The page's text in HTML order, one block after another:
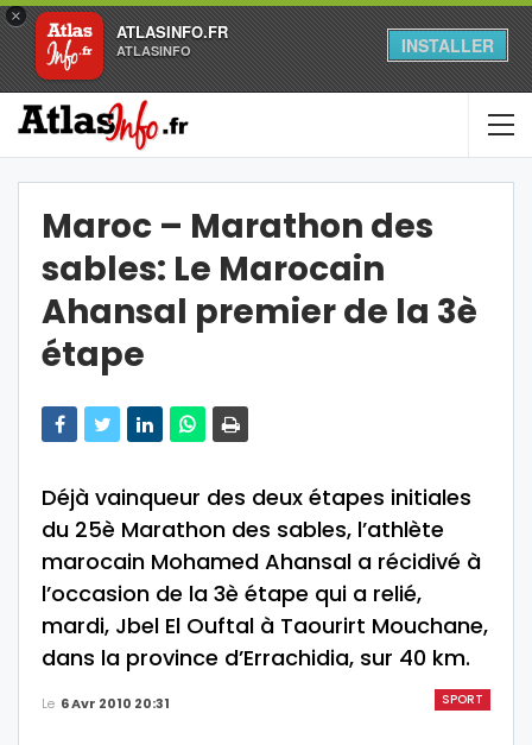
×
ATLASINFO.FR
ATLASINFO INSTALLER
Maroc – Marathon des
sables: Le Marocain
Ahansal premier de la 3è
étape
Déjà vainqueur des deux étapes initiales
du 25è Marathon des sables, l’athlète
marocain Mohamed Ahansal a récidivé à
l’occasion de la 3è étape qui a relié,
mardi, Jbel El Ouftal à Taourirt Mouchane,
dans la province d’Errachidia, sur 40 km.
SPORT
Le 6 Avr 2010 20:31